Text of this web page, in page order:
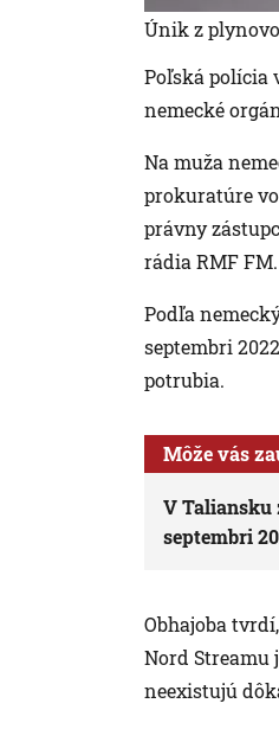
Únik z
Poľská polícia
nemecké
Na muža
prokuratúre
právny
rádia RMF FM.
Podľa
septembri
potrubia.
Môže vás
V Taliansku
septembri
Obhajoba
Nord Streamu
neexistujú